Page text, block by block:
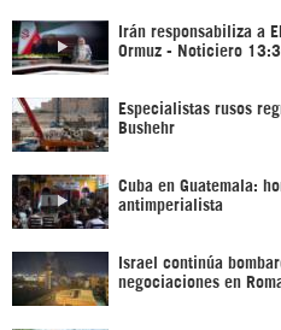
Irán responsabiliza a
Ormuz - Noticiero
Especialistas rusos
Bushehr
Cuba en Guatemala:
antimperialista
Israel continúa
negociaciones en